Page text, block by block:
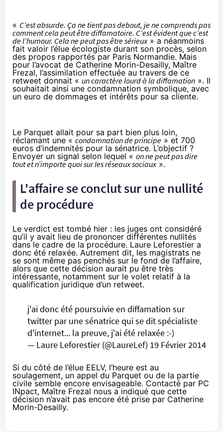
« C’est absurde. Ça ne tient pas debout, je ne comprends pas
comment cela peut être diffamatoire. C’est évident que c’est
de l’humour. Cela ne peut pas être sérieux» a néanmoins
fait valoir l’élue écologiste durant son procès, selon
des propos rapportés par Paris Normandie. Mais
pour l’avocat de Catherine Morin-Desailly, Maître
Frezal, l’assimilation effectuée au travers de ce
retweet donnait « un caractère lourd à la diffamation ». Il
souhaitait ainsi une condamnation symbolique, avec
un euro de dommages et intérêts pour sa cliente.
Le Parquet allait pour sa part bien plus loin,
réclamant une « condamnation de principe » et 700
euros d’indemnités pour la sénatrice. L’objectif ?
Envoyer un signal selon lequel « on ne peut pas dire
tout et n’importe quoi surles réseaux sociaux».
L'affaire se conclut sur une nullité
de procédure
Le verdict est tombé hier : les juges ont considéré
qu’il y avait lieu de prononcer différentes nullités
dans le cadre de la procédure. Laure Leforestier a
donc été relaxée. Autrement dit, les magistrats ne
se sont même pas penchés sur le fond de l’affaire,
alors que cette décision aurait pu être très
intéressante, notamment sur le volet relatif à la
qualification juridique d’un retweet.
j'ai donc été poursuivie en diffamation sur
twitter par une sénatrice qui se dit spécialiste
d'internet... la preuve, j'ai été relaxée :-)
— Laure Leforestier (@LaureLef) 19 Février 2014
Si du côté de l’élue EELV, l’heure est au
soulagement, un appel du Parquet ou de la partie
civile semble encore envisageable. Contacté par PC
INpact, Maître Frezal nous a indiqué que cette
décision n’avait pas encore été prise par Catherine
Morin-Desailly.